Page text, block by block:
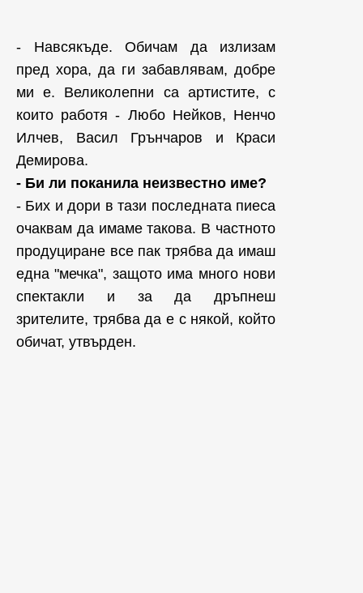
- Навсякъде. Обичам да излизам
пред хора, да ги забавлявам, добре
ми е. Великолепни са артистите, с
които работя - Любо Нейков, Ненчо
Илчев, Васил Грънчаров и Краси
Демирова.
- Би ли поканила неизвестно име?
- Бих и дори в тази последната пиеса
очаквам да имаме такова. В частното
продуциране все пак трябва да имаш
една "мечка", защото има много нови
спектакли и за да дръпнеш
зрителите, трябва да е с някой, който
обичат, утвърден.